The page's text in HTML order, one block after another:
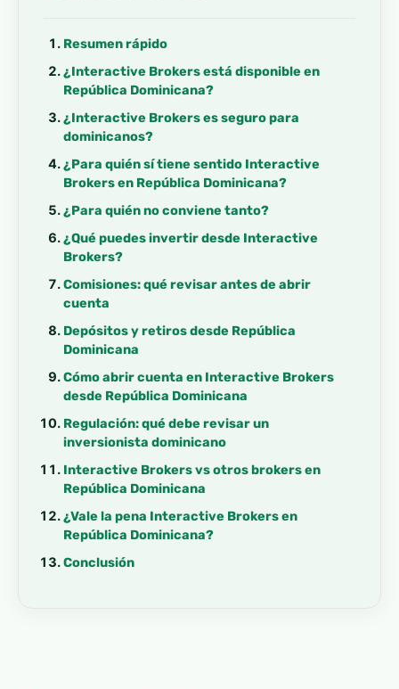
Resumen rápido
¿Interactive Brokers está disponible en
República Dominicana?
¿Interactive Brokers es seguro para
dominicanos?
¿Para quién sí tiene sentido Interactive
Brokers en República Dominicana?
¿Para quién no conviene tanto?
¿Qué puedes invertir desde Interactive
Brokers?
Comisiones: qué revisar antes de abrir
cuenta
Depósitos y retiros desde República
Dominicana
Cómo abrir cuenta en Interactive Brokers
desde República Dominicana
Regulación: qué debe revisar un
inversionista dominicano
Interactive Brokers vs otros brokers en
República Dominicana
¿Vale la pena Interactive Brokers en
República Dominicana?
Conclusión